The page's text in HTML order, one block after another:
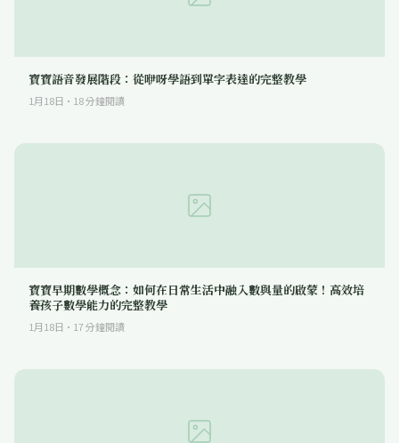
寶寶語音發展階段：從咿呀學語到單字表達的完整教學
1月18日 · 18分鐘閱讀
寶寶早期數學概念：如何在日常生活中融入數與量的啟蒙！高效培
養孩子數學能力的完整教學
1月18日 · 17分鐘閱讀